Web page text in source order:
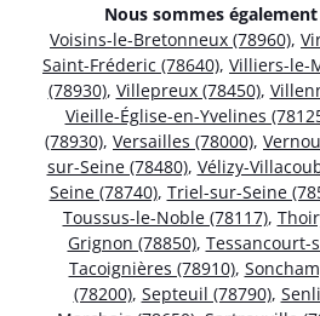
Nous sommes
Voisins-le-Bretonneux (78960),
Saint-Fréderic (78640), Villiers-le-
(78930), Villepreux (78450),
Vieille-Église-en-Yvelines
(78930), Versailles (78000),
sur-Seine (78480), Vélizy-
Seine (78740), Triel-sur-Seine
Toussus-le-Noble (78117),
Grignon (78850), Tessancourt-
Tacoignières (78910),
(78200), Septeuil (78790),